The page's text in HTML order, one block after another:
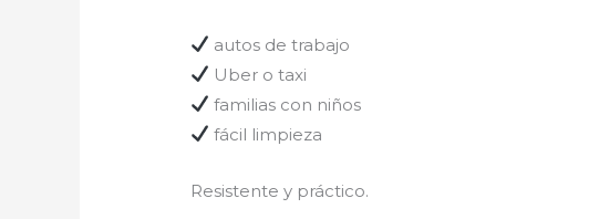
autos de trabajo
Uber o taxi
familias con niños
fácil limpieza
Resistente y práctico.